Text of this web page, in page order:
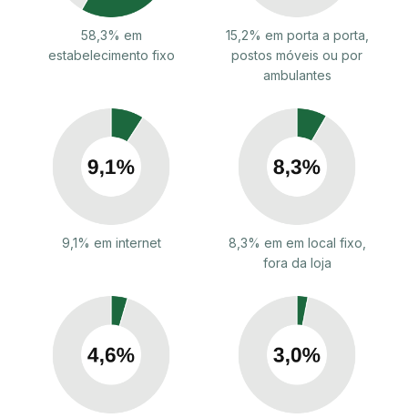
58,3% em
estabelecimento fixo
15,2% em porta a porta,
postos móveis ou por
ambulantes
9,1% em internet
8,3% em em local fixo,
fora da loja